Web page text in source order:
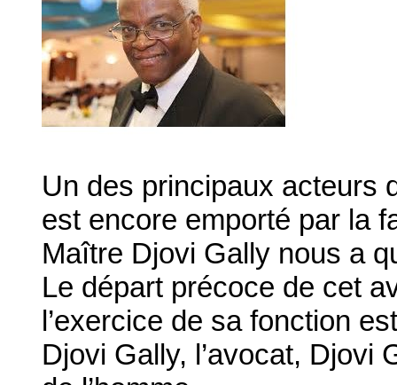
Un des principaux acteurs
est encore emporté par la
Maître Djovi Gally nous a
Le départ précoce de cet
l’exercice de sa fonction
Djovi Gally, l’avocat, Djovi